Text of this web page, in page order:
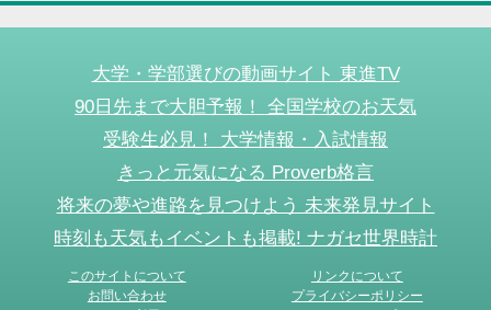
大学・学部選びの動画サイト 東進TV
90日先まで大胆予報！ 全国学校のお天気
受験生必見！ 大学情報・入試情報
きっと元気になる Proverb格言
将来の夢や進路を見つけよう 未来発見サイト
時刻も天気もイベントも掲載! ナガセ世界時計
このサイトについて
リンクについて
お問い合わせ
プライバシーポリシー